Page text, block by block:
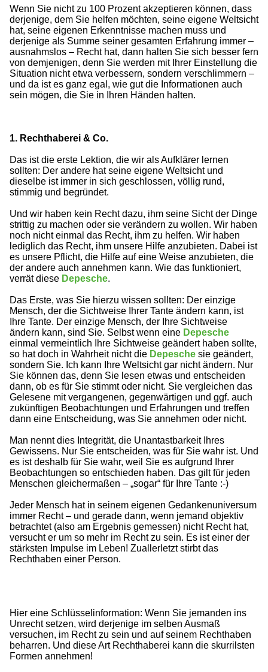
Wenn Sie nicht zu 100 Prozent akzeptieren können, dass
derjenige, dem Sie helfen möchten, seine eigene Weltsicht
hat, seine eigenen Erkenntnisse machen muss und
derjenige als Summe seiner gesamten Erfahrung immer –
ausnahmslos – Recht hat, dann halten Sie sich besser fern
von demjenigen, denn Sie werden mit Ihrer Einstellung die
Situation nicht etwa verbessern, sondern verschlimmern –
und da ist es ganz egal, wie gut die Informationen auch
sein mögen, die Sie in Ihren Händen halten.
1. Rechthaberei & Co.
Das ist die erste Lektion, die wir als Aufklärer lernen
sollten: Der andere hat seine eigene Weltsicht und
dieselbe ist immer in sich geschlossen, völlig rund,
stimmig und begründet.
Und wir haben kein Recht dazu, ihm seine Sicht der Dinge
strittig zu machen oder sie verändern zu wollen. Wir haben
noch nicht einmal das Recht, ihm zu helfen. Wir haben
lediglich das Recht, ihm unsere Hilfe anzubieten. Dabei ist
es unsere Pflicht, die Hilfe auf eine Weise anzubieten, die
der andere auch annehmen kann. Wie das funktioniert,
verrät diese Depesche.
Das Erste, was Sie hierzu wissen sollten: Der einzige
Mensch, der die Sichtweise Ihrer Tante ändern kann, ist
Ihre Tante. Der einzige Mensch, der Ihre Sichtweise
ändern kann, sind Sie. Selbst wenn eine Depesche
einmal vermeintlich Ihre Sichtweise geändert haben sollte,
so hat doch in Wahrheit nicht die Depesche sie geändert,
sondern Sie. Ich kann Ihre Weltsicht gar nicht ändern. Nur
Sie können das, denn Sie lesen etwas und entscheiden
dann, ob es für Sie stimmt oder nicht. Sie vergleichen das
Gelesene mit vergangenen, gegenwärtigen und ggf. auch
zukünftigen Beobachtungen und Erfahrungen und treffen
dann eine Entscheidung, was Sie annehmen oder nicht.
Man nennt dies Integrität, die Unantastbarkeit Ihres
Gewissens. Nur Sie entscheiden, was für Sie wahr ist. Und
es ist deshalb für Sie wahr, weil Sie es aufgrund Ihrer
Beobachtungen so entschieden haben. Das gilt für jeden
Menschen gleichermaßen – „sogar“ für Ihre Tante :-)
Jeder Mensch hat in seinem eigenen Gedankenuniversum
immer Recht – und gerade dann, wenn jemand objektiv
betrachtet (also am Ergebnis gemessen) nicht Recht hat,
versucht er um so mehr im Recht zu sein. Es ist einer der
stärksten Impulse im Leben! Zuallerletzt stirbt das
Rechthaben einer Person.
Hier eine Schlüsselinformation: Wenn Sie jemanden ins
Unrecht setzen, wird derjenige im selben Ausmaß
versuchen, im Recht zu sein und auf seinem Rechthaben
beharren. Und diese Art Rechthaberei kann die skurrilsten
Formen annehmen!